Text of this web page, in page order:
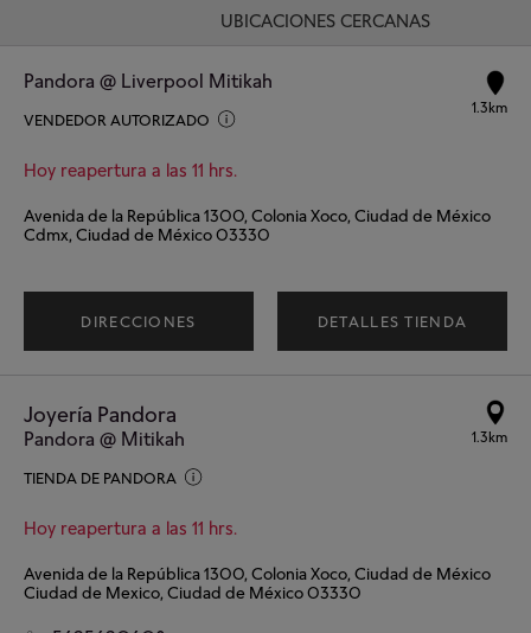
UBICACIONES CERCANAS
Pandora @ Liverpool Mitikah
VENDEDOR AUTORIZADO
Hoy reapertura a las 11 hrs.
1.3km
Avenida de la República 1300, Colonia Xoco, Ciudad de México
Cdmx, Ciudad de México 03330
DIRECCIONES DETALLES TIENDA
Joyería Pandora
Pandora @ Mitikah
TIENDA DE PANDORA
Hoy reapertura a las 11 hrs.
1.3km
Avenida de la República 1300, Colonia Xoco, Ciudad de México
Ciudad de Mexico, Ciudad de México 03330